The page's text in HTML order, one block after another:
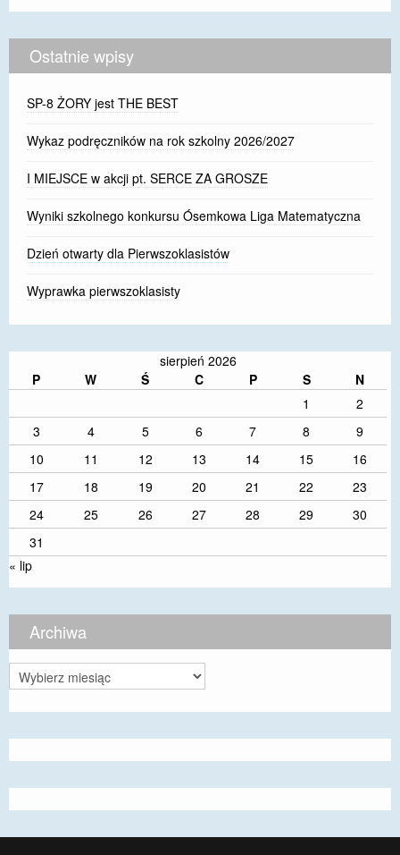
Ostatnie wpisy
SP-8 ŻORY jest THE BEST
Wykaz podręczników na rok szkolny 2026/2027
I MIEJSCE w akcji pt. SERCE ZA GROSZE
Wyniki szkolnego konkursu Ósemkowa Liga Matematyczna
Dzień otwarty dla Pierwszoklasistów
Wyprawka pierwszoklasisty
sierpień 2026
P
W Ś C P S
N
1
2
3
4 5 6 7 8
9
10
11 12 13 14 15
16
17
18 19 20 21 22
23
24
25 26 27 28 29
30
31
« lip
Archiwa
Archiwa